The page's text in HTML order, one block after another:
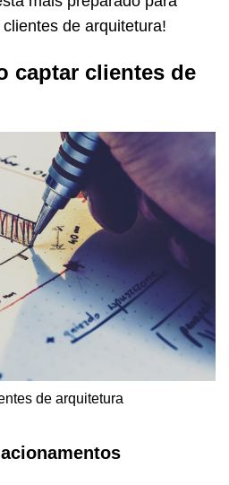
de arquitetura!
captar clientes de
de arquitetura